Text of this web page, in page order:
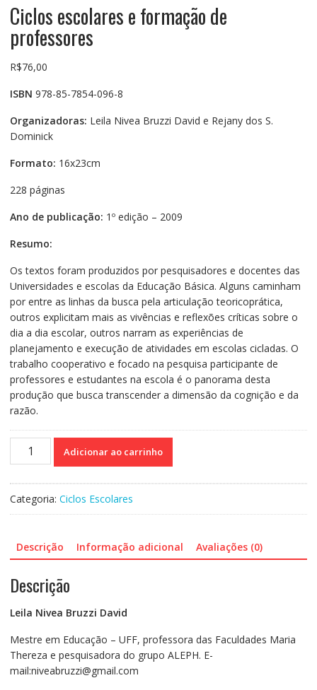
Ciclos escolares e formação de
professores
R$76,00
ISBN 978-85-7854-096-8
Organizadoras: Leila Nivea Bruzzi David e Rejany dos S.
Dominick
Formato: 16x23cm
228 páginas
Ano de publicação: 1º edição – 2009
Resumo:
Os textos foram produzidos por pesquisadores e docentes das
Universidades e escolas da Educação Básica. Alguns caminham
por entre as linhas da busca pela articulação teoricoprática,
outros explicitam mais as vivências e reflexões críticas sobre o
dia a dia escolar, outros narram as experiências de
planejamento e execução de atividades em escolas cicladas. O
trabalho cooperativo e focado na pesquisa participante de
professores e estudantes na escola é o panorama desta
produção que busca transcender a dimensão da cognição e da
razão.
Ciclos
escolares
de
Adicionar ao carrinho
Categoria: Ciclos Escolares
Descrição Informação adicional Avaliações (0)
Descrição
Leila Nivea Bruzzi David
Mestre em Educação – UFF, professora das Faculdades Maria
Thereza e pesquisadora do grupo ALEPH. E-
mail:niveabruzzi@gmail.com